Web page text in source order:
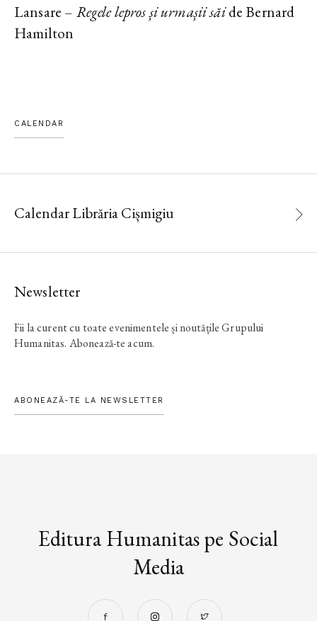
Lansare – Regele lepros și urmașii săide Bernard
Hamilton
CALENDAR
Calendar Librăria Cișmigiu
Newsletter
Fii la curent cu toate evenimentele și noutățile Grupului
Humanitas. Abonează-te acum.
ABONEAZĂ-TE LA NEWSLETTER
Editura Humanitas pe Social
Media